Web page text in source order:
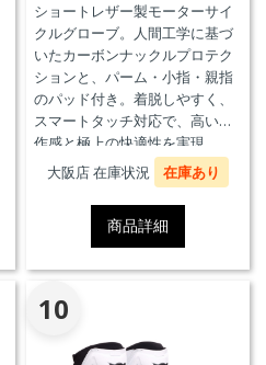
ショートレザー製モーターサイ
クルグローブ。人間工学に基づ
いたカーボンナックルプロテク
ションと、パーム・小指・親指
のパッド付き。着脱しやすく、
スマートタッチ対応で、高い操
作感と極上の快適性を実現。
大阪店 在庫状況
在庫あり
商品詳細
10